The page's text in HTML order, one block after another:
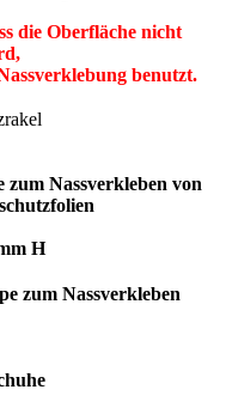
die Oberfläche nicht
benutzt.
Nassverkleben von
H